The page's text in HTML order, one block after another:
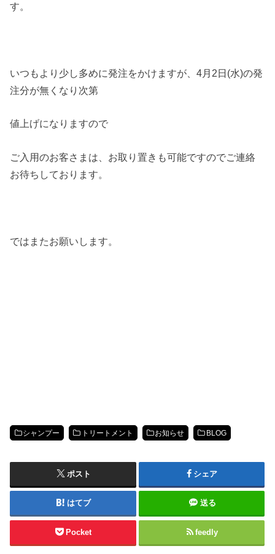
す。
いつもより少し多めに発注をかけますが、4月2日(水)の発
注分が無くなり次第
値上げになりますので
ご入用のお客さまは、お取り置きも可能ですのでご連絡
お待ちしております。
ではまたお願いします。
シャンプー トリートメント お知らせ BLOG
ポスト シェア
はてブ 送る
Pocket feedly